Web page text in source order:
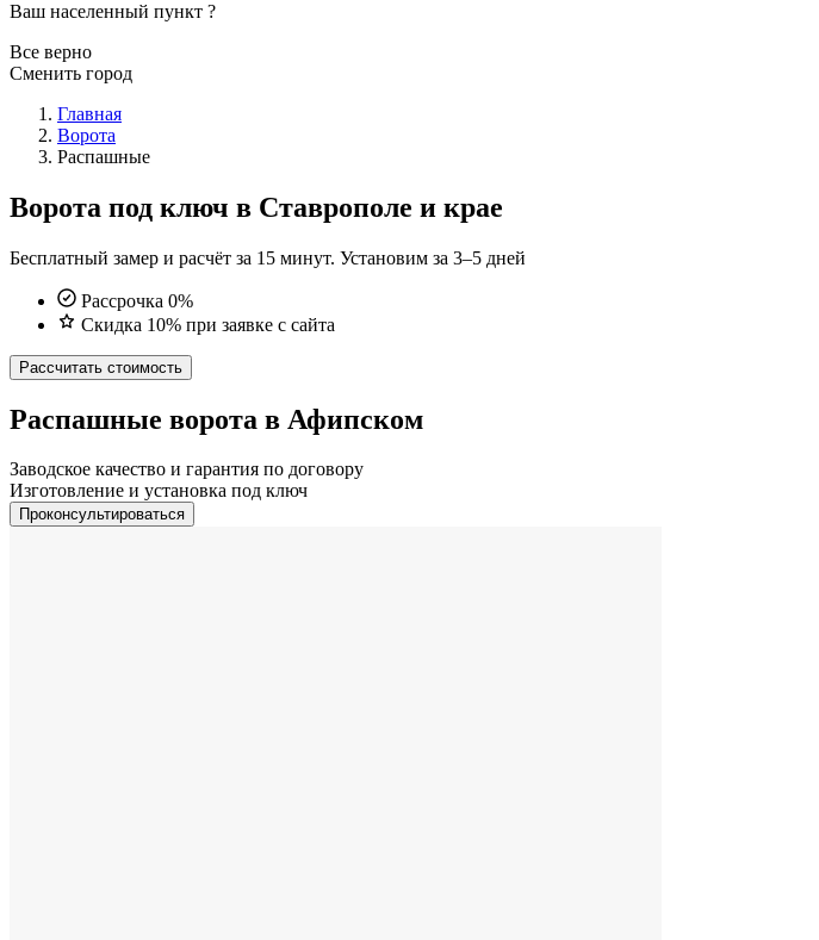
Ваш населенный пункт ?
Все верно
Сменить город
Главная
Ворота
Распашные
Ворота под ключ в Ставрополе и крае
Бесплатный замер и расчёт за 15 минут. Установим за 3–5 дней
Рассрочка 0%
Скидка 10% при заявке с сайта
Рассчитать стоимость
Распашные ворота в Афипском
Заводское качество и гарантия по договору
Изготовление и установка под ключ
Проконсультироваться